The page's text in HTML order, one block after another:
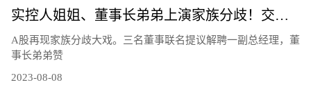
实控人姐姐、董事长弟弟上演家族分歧！交易所连夜发函、股价开盘跌12％
A股再现家族分歧大戏。三名董事联名提议解聘一副总经理，董
事长弟弟赞
2023-08-08